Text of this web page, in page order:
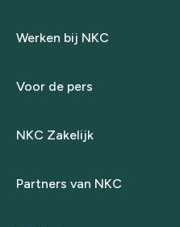
Werken bij NKC
Voor de pers
NKC Zakelijk
Partners van NKC